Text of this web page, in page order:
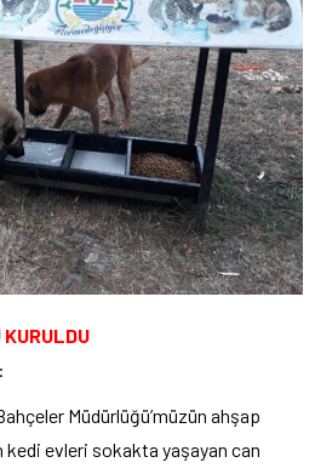
KURULDU
Müdürlüğü’müzün ahşap
kedi evleri sokakta yaşayan can